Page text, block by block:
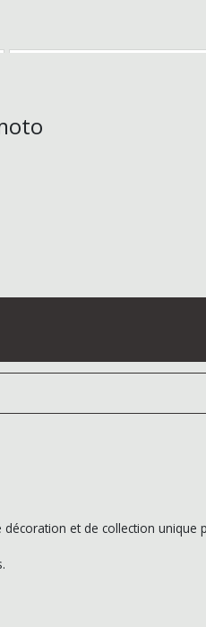
décoration et de collection unique